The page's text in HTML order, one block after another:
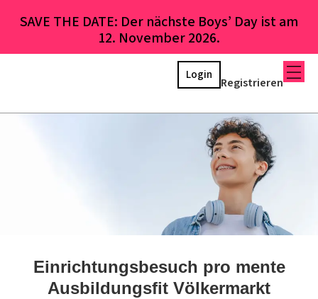
SAVE THE DATE: Der nächste Boys’ Day ist am
12. November 2026.
Registrieren
Login
Einrichtungsbesuch pro mente
Ausbildungsfit Völkermarkt